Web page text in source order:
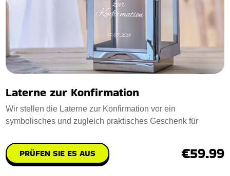
Laterne zur Konfirmation
Wir stellen die Laterne zur Konfirmation vor ein
symbolisches und zugleich praktisches Geschenk für
PRÜFEN SIE ES AUS €59.99